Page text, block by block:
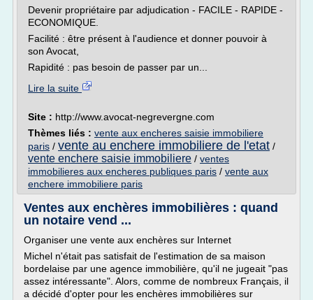
Devenir propriétaire par adjudication - FACILE - RAPIDE -
ECONOMIQUE.
Facilité : être présent à l'audience et donner pouvoir à
son Avocat,
Rapidité : pas besoin de passer par un...
Lire la suite
Site : http://www.avocat-negrevergne.com
Thèmes liés : vente aux encheres saisie immobiliere
paris / vente au enchere immobiliere de l'etat /
vente enchere saisie immobiliere / ventes
immobilieres aux encheres publiques paris / vente aux
enchere immobiliere paris
Ventes aux enchères immobilières : quand
un notaire vend ...
Organiser une vente aux enchères sur Internet
Michel n'était pas satisfait de l'estimation de sa maison
bordelaise par une agence immobilière, qu'il ne jugeait "pas
assez intéressante". Alors, comme de nombreux Français, il
a décidé d'opter pour les enchères immobilières sur